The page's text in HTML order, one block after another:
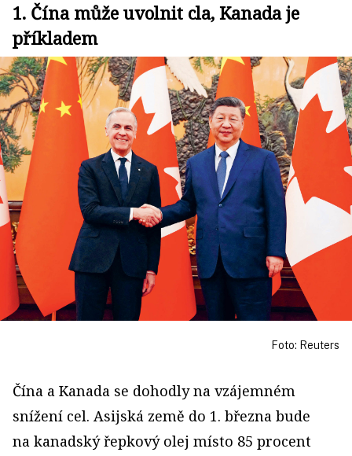
1. Čína může uvolnit cla, Kanada je
příkladem
Foto: Reuters
Čína a Kanada se dohodly na vzájemném
snížení cel. Asijská země do 1. března bude
na kanadský řepkový olej místo 85 procent